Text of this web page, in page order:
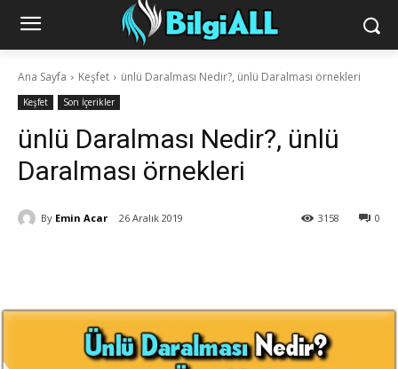
Ana Sayfa Keşfet ünlü Daralması Nedir?, ünlü Daralması örnekleri
Keşfet Son İçerikler
ünlü Daralması Nedir?, ünlü
Daralması örnekleri
By Emin Acar 26 Aralık 2019 0
3158